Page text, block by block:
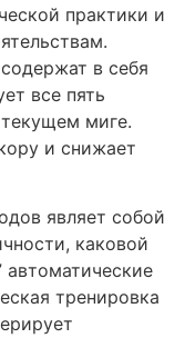
практики и
в себя
все пять
миге.
и снижает
являет собой
каковой
автоматические
тренировка